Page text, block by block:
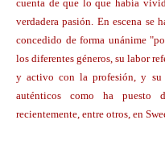
cuenta de que lo que había
verdadera pasión. En escena se
concedido de forma unánime
los diferentes géneros, su labor
y activo con la profesión, y su
auténticos como ha puesto
recientemente, entre otros, en